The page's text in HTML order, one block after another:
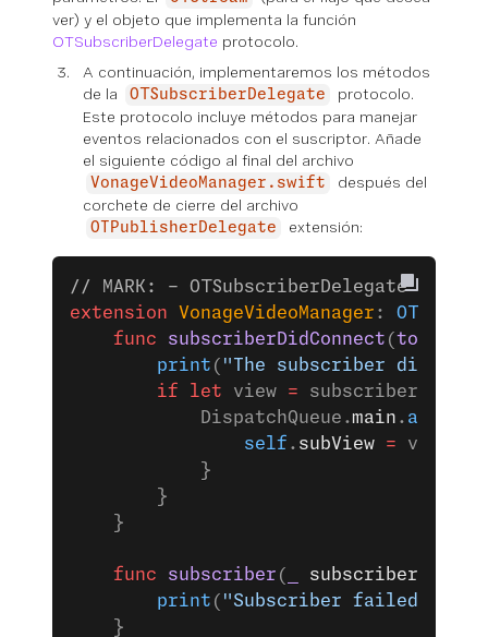
ver) y el objeto que implementa la función
OTSubscriberDelegate protocolo.
A continuación, implementaremos los métodos
de la
OTSubscriberDelegate
protocolo.
Este protocolo incluye métodos para manejar
eventos relacionados con el suscriptor. Añade
el siguiente código al final del archivo
VonageVideoManager.swift
después del
corchete de cierre del archivo
OTPublisherDelegate extensión:
// MARK: - OTSubscriberDelegate
extension VonageVideoManager :
    func
subscriberDidConnect (toStream
        print
( "The subscriber did
        if
let view = subscriber
            DispatchQueue.
main . async
                self
. subView = view
            }
        }
    }
    func
subscriber ( subscriber
        print
( "Subscriber failed:
    }